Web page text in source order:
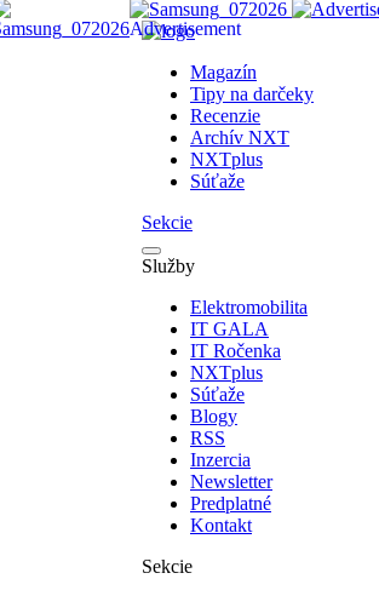
Magazín
Tipy na darčeky
Recenzie
Archív NXT
NXTplus
Súťaže
Sekcie
Služby
Elektromobilita
IT GALA
IT Ročenka
NXTplus
Súťaže
Blogy
RSS
Inzercia
Newsletter
Predplatné
Kontakt
Sekcie